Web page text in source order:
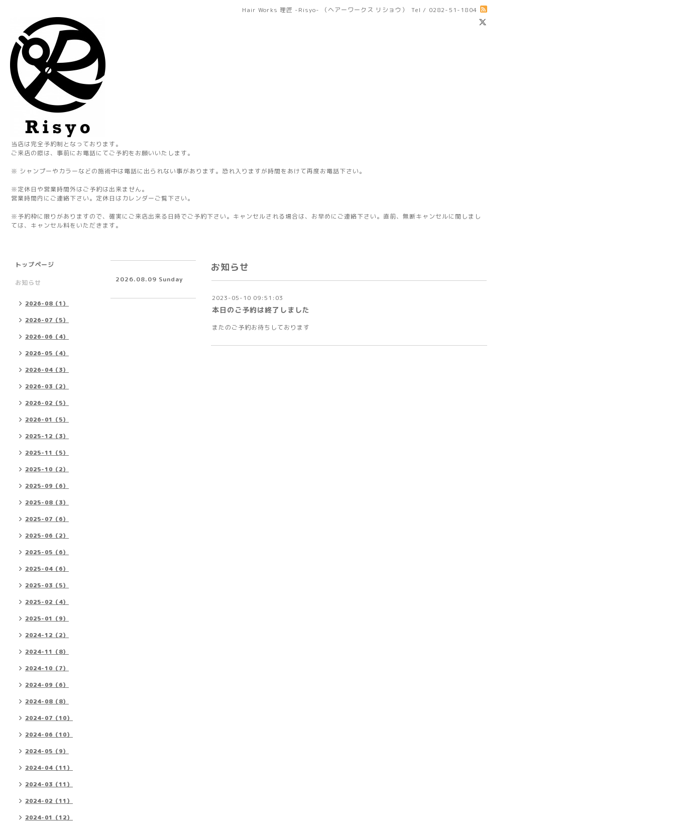
Hair Works 理匠 -Risyo- （ヘアーワークス リショウ） Tel / 0282-51-1804
当店は完全予約制となっております。
ご来店の際は、事前にお電話にてご予約をお願いいたします。
※ シャンプーやカラーなどの施術中は電話に出られない事があります。恐れ入りますが時間をあけて再度お電話下さい。
※定休日や営業時間外はご予約は出来ません。
営業時間内にご連絡下さい。定休日はカレンダーご覧下さい。
※予約枠に限りがありますので、確実にご来店出来る日時でご予約下さい。キャンセルされる場合は、お早めにご連絡下さい。直前、無断キャンセルに関しまし
ては、キャンセル料をいただきます。
お知らせ
2023-05-10 09:51:03
本日のご予約は終了しました
またのご予約お待ちしております
トップページ
お知らせ
2026-08（1）
2026-07（5）
2026-06（4）
2026-05（4）
2026-04（3）
2026-03（2）
2026-02（5）
2026-01（5）
2025-12（3）
2025-11（5）
2025-10（2）
2025-09（6）
2025-08（3）
2025-07（6）
2025-06（2）
2025-05（6）
2025-04（6）
2025-03（5）
2025-02（4）
2025-01（9）
2024-12（2）
2024-11（8）
2024-10（7）
2024-09（6）
2024-08（8）
2024-07（10）
2024-06（10）
2024-05（9）
2024-04（11）
2024-03（11）
2024-02（11）
2024-01（12）
2026.08.09 Sunday